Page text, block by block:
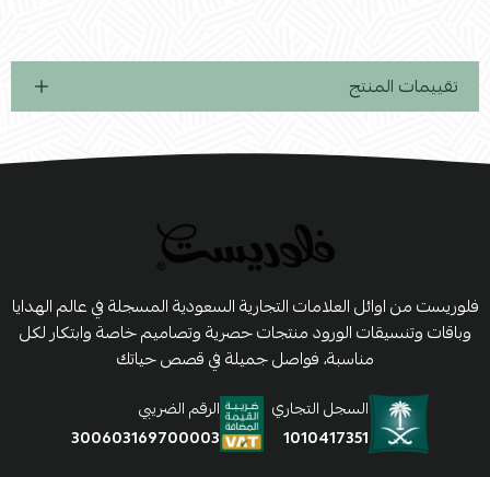
تقييمات المنتج
فلوريست من اوائل العلامات التجارية السعودية المسجلة في عالم الهدايا
وباقات وتنسيقات الورود منتجات حصرية وتصاميم خاصة وابتكار لكل
مناسبة، فواصل جميلة في قصص حياتك
السجل التجاري
1010417351
الرقم الضريبي
300603169700003